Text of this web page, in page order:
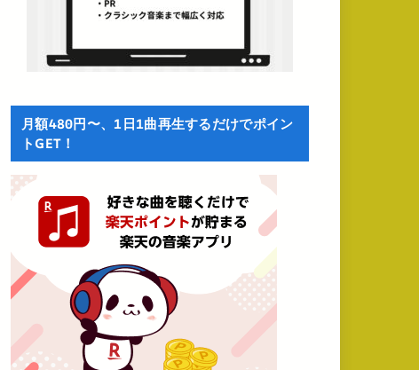
月額480円〜、1日1曲再生するだけでポイン
トGET！